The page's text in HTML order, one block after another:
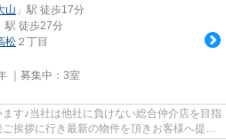
山 」駅 徒歩17分
駅 徒歩27分
松 ２丁目
｜募集中： 3室
す♪当社は他社に負けない総合仲介店を目指
挨拶に行き最新の物件を頂きお客様へ提供